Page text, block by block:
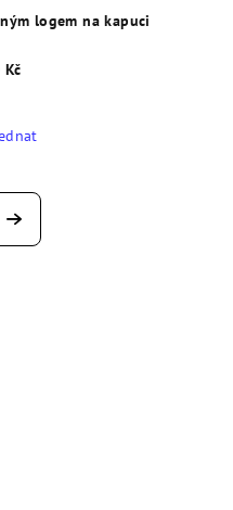
logem na kapuci